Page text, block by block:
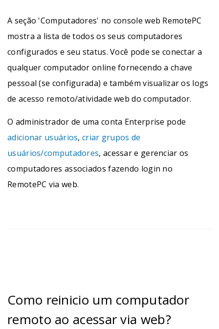
A seção 'Computadores' no console web RemotePC
mostra a lista de todos os seus computadores
configurados e seu status. Você pode se conectar a
qualquer computador online fornecendo a chave
pessoal (se configurada) e também visualizar os logs
de acesso remoto/atividade web do computador.
O administrador de uma conta Enterprise pode
adicionar usuários,criar grupos de
usuários/computadores, acessar e gerenciar os
computadores associados fazendo login no
RemotePC via web.
Como reinicio um computador
remoto ao acessar via web?